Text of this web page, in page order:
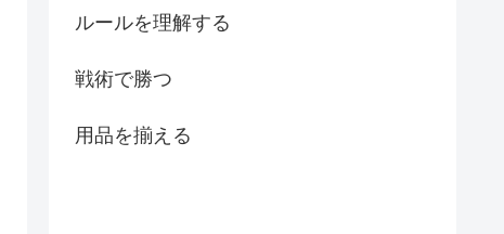
ルールを理解する
戦術で勝つ
用品を揃える